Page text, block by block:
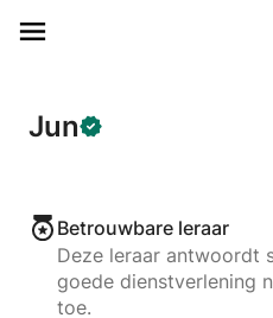
Jun
Betrouwbare leraar
Deze leraar antwoordt
goede dienstverlening
toe.